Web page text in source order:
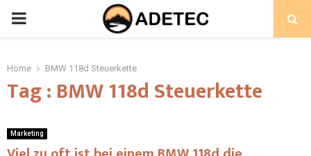
PRIMARY
Home BMW 118d Steuerkette
Tag : BMW 118d Steuerkette
Marketing